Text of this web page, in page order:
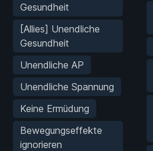
Gesundheit
[Allies] Unendliche
Gesundheit
Unendliche AP
Unendliche Spannung
Keine Ermüdung
Bewegungseffekte
ignorieren